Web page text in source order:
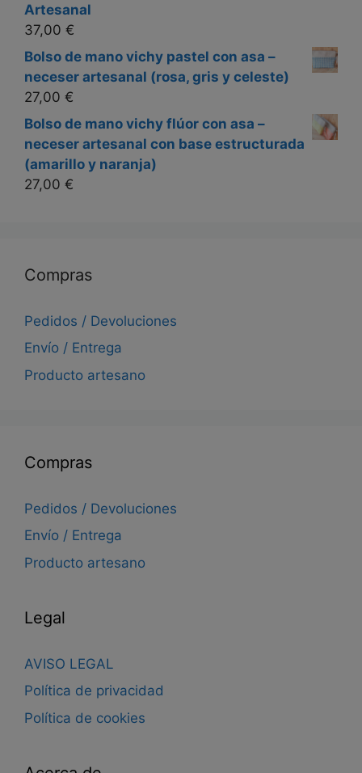
Artesanal
37,00 €
Bolso de mano vichy pastel con asa –
neceser artesanal (rosa, gris y celeste)
27,00 €
Bolso de mano vichy flúor con asa –
neceser artesanal con base estructurada
(amarillo y naranja)
27,00 €
Compras
Pedidos / Devoluciones
Envío / Entrega
Producto artesano
Compras
Pedidos / Devoluciones
Envío / Entrega
Producto artesano
Legal
AVISO LEGAL
Política de privacidad
Política de cookies